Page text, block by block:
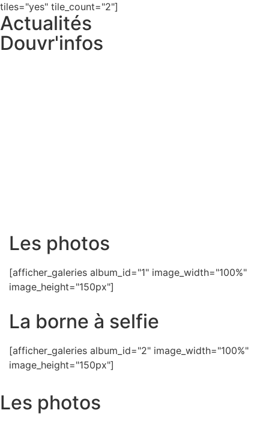
tiles="yes" tile_count="2"]
Actualités
Douvr'infos
Les photos
[afficher_galeries album_id="1" image_width="100%"
image_height="150px"]
La borne à selfie
[afficher_galeries album_id="2" image_width="100%"
image_height="150px"]
Les photos